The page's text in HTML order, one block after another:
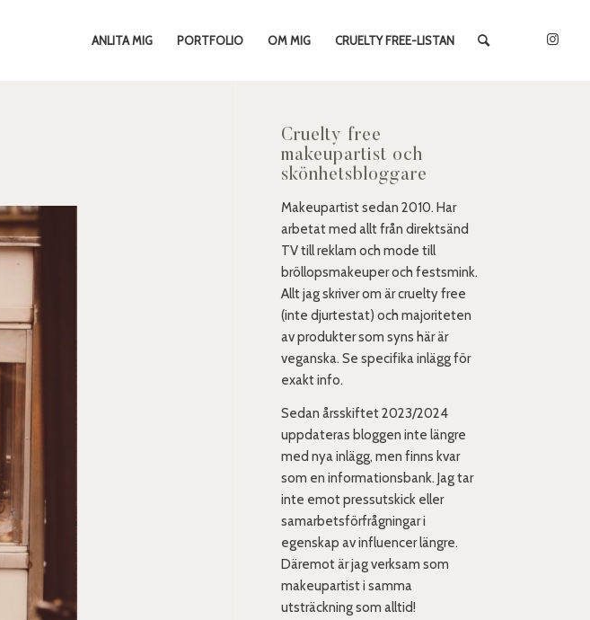
ANLITA MIG PORTFOLIO OM MIG CRUELTY FREE-LISTAN
Cruelty free
makeupartist och
skönhetsbloggare
Makeupartist sedan 2010. Har
arbetat med allt från direktsänd
TV till reklam och mode till
bröllopsmakeuper och festsmink.
Allt jag skriver om är cruelty free
(inte djurtestat) och majoriteten
av produkter som syns här är
veganska. Se specifika inlägg för
exakt info.
Sedan årsskiftet 2023/2024
uppdateras bloggen inte längre
med nya inlägg, men finns kvar
som en informationsbank. Jag tar
inte emot pressutskick eller
samarbetsförfrågningar i
egenskap av influencer längre.
Däremot är jag verksam som
makeupartist i samma
utsträckning som alltid!